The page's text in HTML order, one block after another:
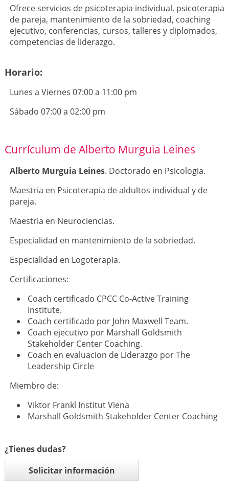
Ofrece servicios de psicoterapia individual, psicoterapia
de pareja, mantenimiento de la sobriedad, coaching
ejecutivo, conferencias, cursos, talleres y diplomados,
competencias de liderazgo.
Horario:
Lunes a Viernes 07:00 a 11:00 pm
Sábado 07:00 a 02:00 pm
Currículum de Alberto Murguia Leines
Alberto Murguia Leines. Doctorado en Psicologia.
Maestria en Psicoterapia de aldultos individual y de
pareja.
Maestria en Neurociencias.
Especialidad en mantenimiento de la sobriedad.
Especialidad en Logoterapia.
Certificaciones:
Coach certificado CPCC Co-Active Training
Institute.
Coach certificado por John Maxwell Team.
Coach ejecutivo por Marshall Goldsmith
Stakeholder Center Coaching.
Coach en evaluacion de Liderazgo por The
Leadership Circle
Miembro de:
Viktor Frankl Institut Viena
Marshall Goldsmith Stakeholder Center Coaching
¿Tienes dudas?
Solicitar información